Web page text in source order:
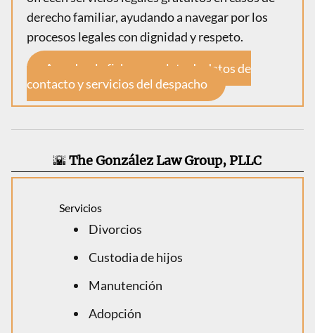
derecho familiar, ayudando a navegar por los
procesos legales con dignidad y respeto.
Accede a la ficha completa de datos de
contacto y servicios del despacho
🌇 The González Law Group, PLLC
Servicios
Divorcios
Custodia de hijos
Manutención
Adopción